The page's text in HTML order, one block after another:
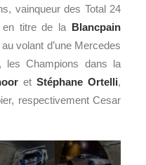
vainqueur des Total 24
en titre de la Blancpain
volant d’une Mercedes
Champions dans la
et Stéphane Ortelli,
respectivement Cesar